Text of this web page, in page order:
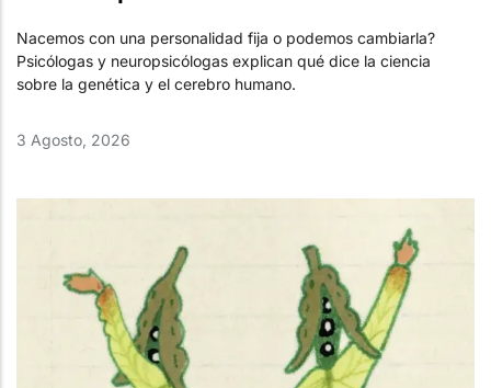
Nacemos con una personalidad fija o podemos cambiarla?
Psicólogas y neuropsicólogas explican qué dice la ciencia
sobre la genética y el cerebro humano.
3 Agosto, 2026